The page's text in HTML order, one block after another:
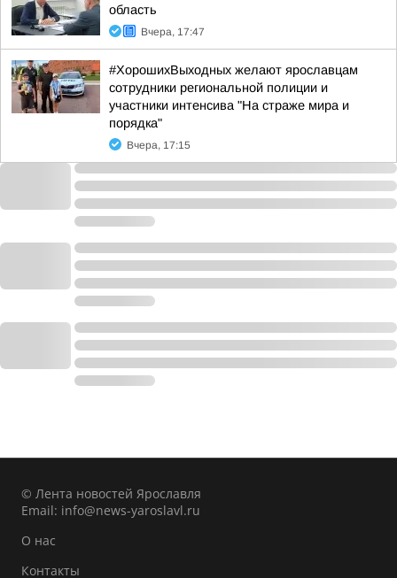
область
Вчера, 17:47
#ХорошихВыходных желают ярославцам
сотрудники региональной полиции и
участники интенсива "На страже мира и
порядка"
Вчера, 17:15
© Лента новостей Ярославля
Email: info@news-yaroslavl.ru
О нас
Контакты